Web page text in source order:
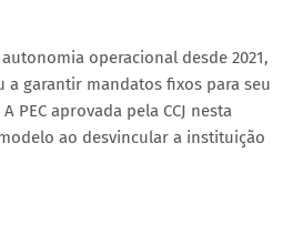
operacional desde 2021,
a garantir mandatos fixos para seu
PEC aprovada pela CCJ nesta
ao desvincular a instituição